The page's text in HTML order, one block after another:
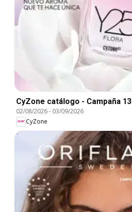
CyZone catálogo - Campaña 13
02/08/2026- 03/09/2026
CyZone